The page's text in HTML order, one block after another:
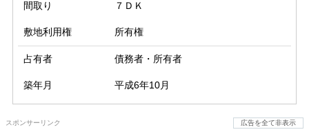
間取り ７ＤＫ
敷地利用権 所有権
占有者 債務者・所有者
築年月 平成6年10月
スポンサーリンク 広告を全て非表示